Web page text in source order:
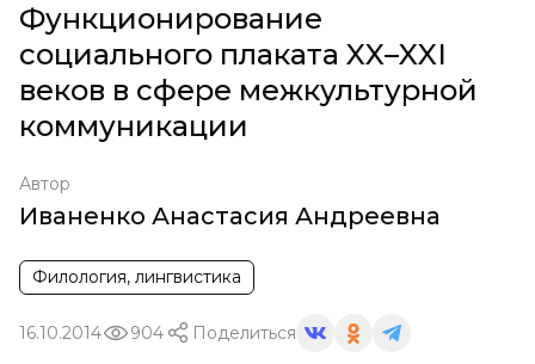
Функционирование
социального плаката XX–XXI
веков в сфере межкультурной
коммуникации
Автор
Иваненко Анастасия Андреевна
Филология, лингвистика
16.10.2014 904 Поделиться